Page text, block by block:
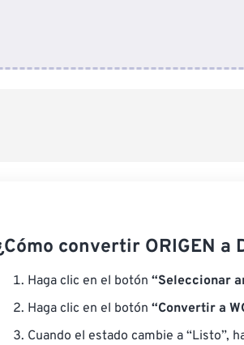
convertir ORIGEN a
Haga clic en el botón “Seleccionar
Haga clic en el botón “Convertir a
Cuando el estado cambie a “Listo”,